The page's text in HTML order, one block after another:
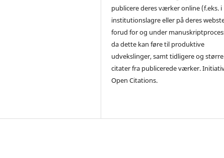
publicere deres værker online (f.eks. i
institutionslagre eller på deres
forud for og under
da dette kan føre til produktive
udvekslinger, samt tidligere og større
citater fra publicerede værker.
Open Citations.